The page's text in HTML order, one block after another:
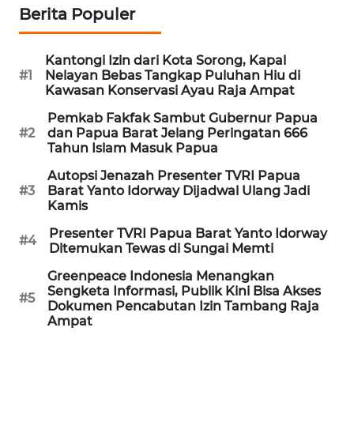
Berita Populer
#1
Kantongi Izin dari Kota Sorong, Kapal
Nelayan Bebas Tangkap Puluhan Hiu di
Kawasan Konservasi Ayau Raja Ampat
#2
Pemkab Fakfak Sambut Gubernur Papua
dan Papua Barat Jelang Peringatan 666
Tahun Islam Masuk Papua
#3
Autopsi Jenazah Presenter TVRI Papua
Barat Yanto Idorway Dijadwal Ulang Jadi
Kamis
#4
Presenter TVRI Papua Barat Yanto Idorway
Ditemukan Tewas di Sungai Memti
#5
Greenpeace Indonesia Menangkan
Sengketa Informasi, Publik Kini Bisa Akses
Dokumen Pencabutan Izin Tambang Raja
Ampat
JABAR
WN
BANTEN
WN
NTT
WN
KEPRI
WN
PAPUA
WN
PAPUA
BARAT